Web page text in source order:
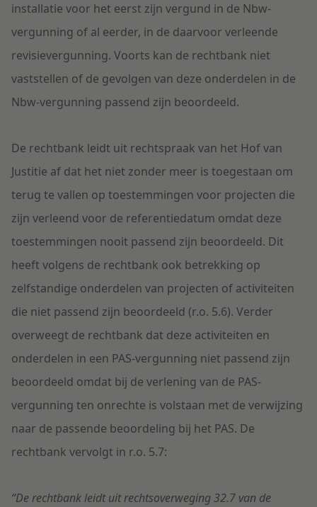
installatie voor het eerst zijn vergund in de Nbw-
vergunning of al eerder, in de daarvoor verleende
revisievergunning. Voorts kan de rechtbank niet
vaststellen of de gevolgen van deze onderdelen in de
Nbw-vergunning passend zijn beoordeeld.
De rechtbank leidt uit rechtspraak van het Hof van
Justitie af dat het niet zonder meer is toegestaan om
terug te vallen op toestemmingen voor projecten die
zijn verleend voor de referentiedatum omdat deze
toestemmingen nooit passend zijn beoordeeld. Dit
heeft volgens de rechtbank ook betrekking op
zelfstandige onderdelen van projecten of activiteiten
die niet passend zijn beoordeeld (r.o. 5.6). Verder
overweegt de rechtbank dat deze activiteiten en
onderdelen in een PAS-vergunning niet passend zijn
beoordeeld omdat bij de verlening van de PAS-
vergunning ten onrechte is volstaan met de verwijzing
naar de passende beoordeling bij het PAS. De
rechtbank vervolgt in r.o. 5.7:
“De rechtbank leidt uit rechtsoverweging 32.7 van de